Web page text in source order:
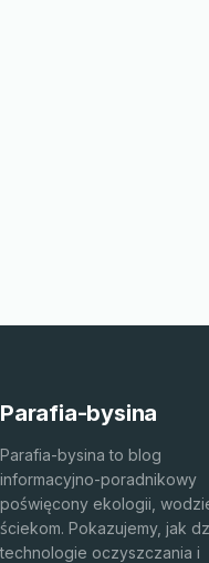
Parafia-bysina
Parafia-bysina to blog
informacyjno-poradnikowy
poświęcony ekologii,
ściekom. Pokazujemy, jak
technologie oczyszczania i